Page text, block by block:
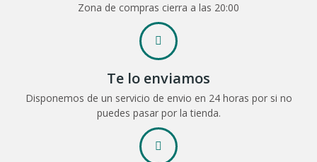
Zona de compras cierra a las 20:00
Te lo enviamos
Disponemos de un servicio de envio en 24 horas por si no
puedes pasar por la tienda.